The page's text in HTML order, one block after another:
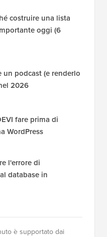
costruire una lista
oggi (6
un podcast (e renderlo
2026
fare prima di
WordPress
l'errore di
database in
è supportato dai